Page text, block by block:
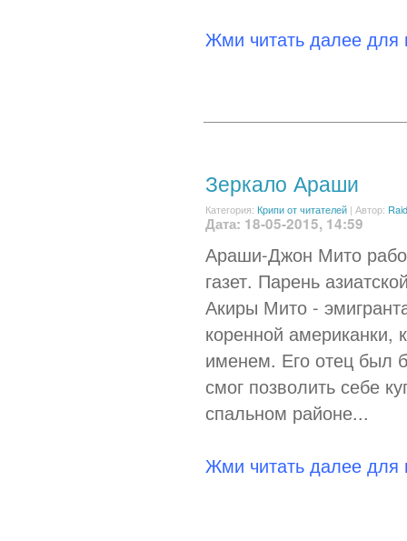
Жми читать далее для
Зеркало Араши
Категория: Крипи от читателей | Автор:
Дата: 18-05-2015, 14:59
Араши-Джон Мито
газет. Парень
Акиры Мито -
коренной
именем. Его отец был
смог позволить себе
спальном районе...
Жми читать далее для